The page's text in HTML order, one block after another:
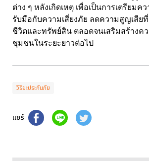
ต่าง ๆ หลังเกิดเหตุ เพื่อเป็นการเตรียมค
รับมือกับความเสี่ยงภัย ลดความสูญเสีย
ชีวิตและทรัพย์สิน ตลอดจนเสริมสร้างค
ชุมชนในระยะยาวต่อไป
วิริยะประกันภัย
แชร์